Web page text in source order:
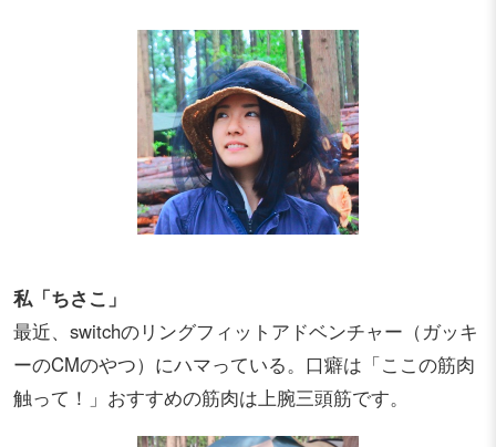
私「ちさこ」
最近、switchのリングフィットアドベンチャー（ガッキ
ーのCMのやつ）にハマっている。口癖は「ここの筋肉
触って！」おすすめの筋肉は上腕三頭筋です。